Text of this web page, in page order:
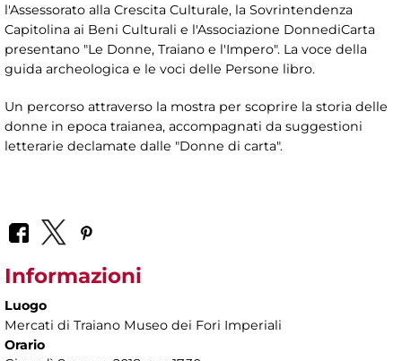
l'Assessorato alla Crescita Culturale, la Sovrintendenza
Capitolina ai Beni Culturali e l'Associazione DonnediCarta
presentano "Le Donne, Traiano e l'Impero". La voce della
guida archeologica e le voci delle Persone libro.
Un percorso attraverso la mostra per scoprire la storia delle
donne in epoca traianea, accompagnati da suggestioni
letterarie declamate dalle "Donne di carta".
Informazioni
Luogo
Mercati di Traiano Museo dei Fori Imperiali
Orario